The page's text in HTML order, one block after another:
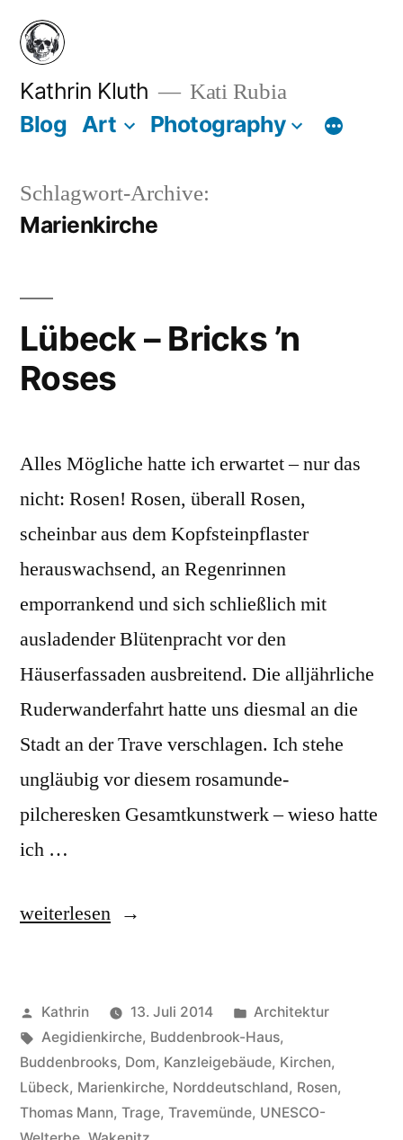
Zum
Inhalt
springen
Kathrin Kluth Kati Rubia
Blog Art Photography
Schlagwort-Archive:
Marienkirche
Lübeck – Bricks ’n
Roses
Alles Mögliche hatte ich erwartet – nur das
nicht: Rosen! Rosen, überall Rosen,
scheinbar aus dem Kopfsteinpflaster
herauswachsend, an Regenrinnen
emporrankend und sich schließlich mit
ausladender Blütenpracht vor den
Häuserfassaden ausbreitend. Die alljährliche
Ruderwanderfahrt hatte uns diesmal an die
Stadt an der Trave verschlagen. Ich stehe
ungläubig vor diesem rosamunde-
pilcheresken Gesamtkunstwerk – wieso hatte
ich …
„Lübeck
’n
Roses“
weiterlesen
Veröffentlicht
von
Kathrin 13. Juli 2014
Veröffentlicht
in
Architektur
Schlagwörter:
Aegidienkirche, Buddenbrook-Haus,
Buddenbrooks, Dom, Kanzleigebäude, Kirchen,
Lübeck, Marienkirche, Norddeutschland, Rosen,
Thomas Mann, Trage, Travemünde, UNESCO-